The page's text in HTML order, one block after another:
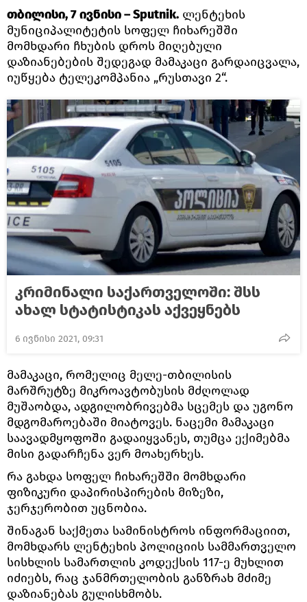
თბილისი, 7 ივნისი – Sputnik. ლენტეხის
მუნიციპალიტეტის სოფელ ჩიხარეშში
მომხდარი ჩხუბის დროს მიღებული
დაზიანებების შედეგად მამაკაცი გარდაიცვალა,
იუწყება ტელეკომპანია „რუსთავი 2“.
კრიმინალი საქართველოში: შსს
ახალ სტატისტიკას აქვეყნებს
6 ივნისი 2021, 09:31
მამაკაცი, რომელიც მელე-თბილისის
მარშრუტზე მიკროავტობუსის მძღოლად
მუშაობდა, ადგილობრივებმა სცემეს და უგონო
მდგომაროებაში მიატოვეს. ნაცემი მამაკაცი
საავადმყოფოში გადაიყვანეს, თუმცა ექიმებმა
მისი გადარჩენა ვერ მოახერხეს.
რა გახდა სოფელ ჩიხარეშში მომხდარი
ფიზიკური დაპირისპირების მიზეზი,
ჯერჯერობით უცნობია.
შინაგან საქმეთა სამინისტროს ინფორმაციით,
მომხდარს ლენტეხის პოლიციის სამმართველო
სისხლის სამართლის კოდექსის 117-ე მუხლით
იძიებს, რაც ჯანმრთელობის განზრახ მძიმე
დაზიანებას გულისხმობს.